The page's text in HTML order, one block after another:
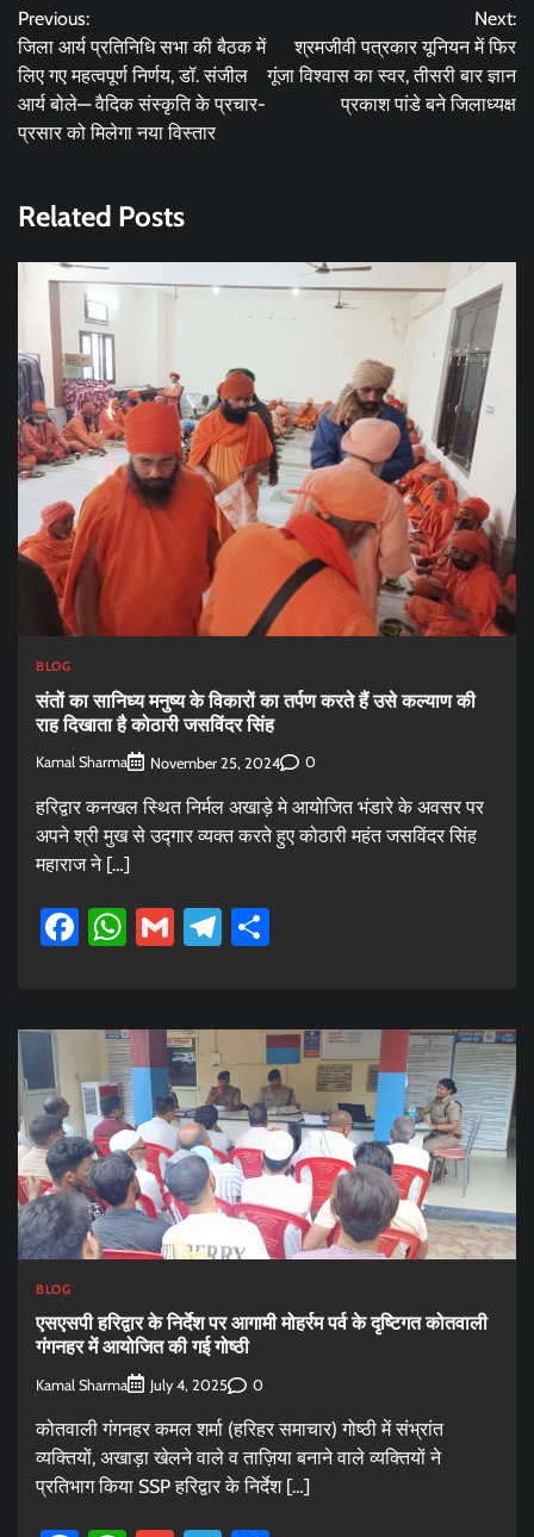
navigation
Previous:
जिला आर्य प्रतिनिधि सभा की बैठक में
लिए गए महत्वपूर्ण निर्णय, डॉ. संजील
आर्य बोले— वैदिक संस्कृति के प्रचार-
प्रसार को मिलेगा नया विस्तार
Next:
श्रमजीवी पत्रकार यूनियन में फिर
गूंजा विश्वास का स्वर, तीसरी बार ज्ञान
प्रकाश पांडे बने जिलाध्यक्ष
Related Posts
BLOG
संतों का सानिध्य मनुष्य के विकारों का तर्पण करते हैं उसे कल्याण की
राह दिखाता है कोठारी जसविंदर सिंह
Kamal Sharma November 25, 2024 0
हरिद्वार कनखल स्थित निर्मल अखाड़े मे आयोजित भंडारे के अवसर पर
अपने श्री मुख से उद्गार व्यक्त करते हुए कोठारी महंत जसविंदर सिंह
महाराज ने […]
Facebook
WhatsApp
GmailTelegram
BLOG
एसएसपी हरिद्वार के निर्देश पर आगामी मोहर्रम पर्व के दृष्टिगत कोतवाली
गंगनहर में आयोजित की गई गोष्ठी
Kamal Sharma July 4, 2025 0
कोतवाली गंगनहर कमल शर्मा (हरिहर समाचार) गोष्ठी में संभ्रांत
व्यक्तियों, अखाड़ा खेलने वाले व ताज़िया बनाने वाले व्यक्तियों ने
प्रतिभाग किया SSP हरिद्वार के निर्देश […]